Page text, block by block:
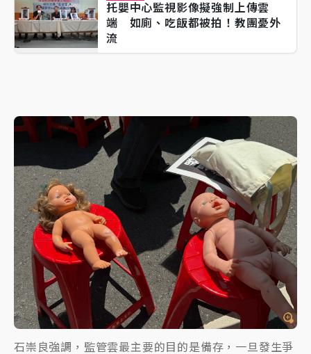
托嬰中心監視影像擬強制上傳雲
端 如廁、吃飯都被拍！教團憂外
流
石崇良強調，監管雲最主要的目的是備存，一旦發生爭